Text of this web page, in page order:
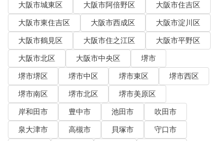
大阪市城東区
大阪市阿倍野区
大阪市住吉区
大阪市東住吉区
大阪市西成区
大阪市淀川区
大阪市鶴見区
大阪市住之江区
大阪市平野区
大阪市北区
大阪市中央区
堺市
堺市堺区
堺市中区 堺市東区
堺市西区
堺市南区
堺市北区
堺市美原区
岸和田市
豊中市 池田市
吹田市
泉大津市
高槻市 貝塚市
守口市